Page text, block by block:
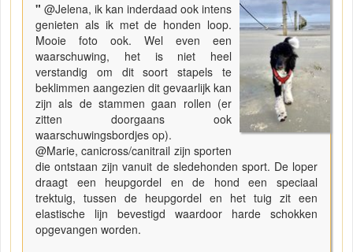
" @Jelena, ik kan inderdaad ook intens
genieten als ik met de honden loop.
Mooie foto ook. Wel even een
waarschuwing, het is niet heel
verstandig om dit soort stapels te
beklimmen aangezien dit gevaarlijk kan
zijn als de stammen gaan rollen (er
zitten doorgaans ook
waarschuwingsbordjes op).
@Marie, canicross/canitrail zijn sporten
die ontstaan zijn vanuit de sledehonden sport. De loper
draagt een heupgordel en de hond een speciaal
trektuig, tussen de heupgordel en het tuig zit een
elastische lijn bevestigd waardoor harde schokken
opgevangen worden.